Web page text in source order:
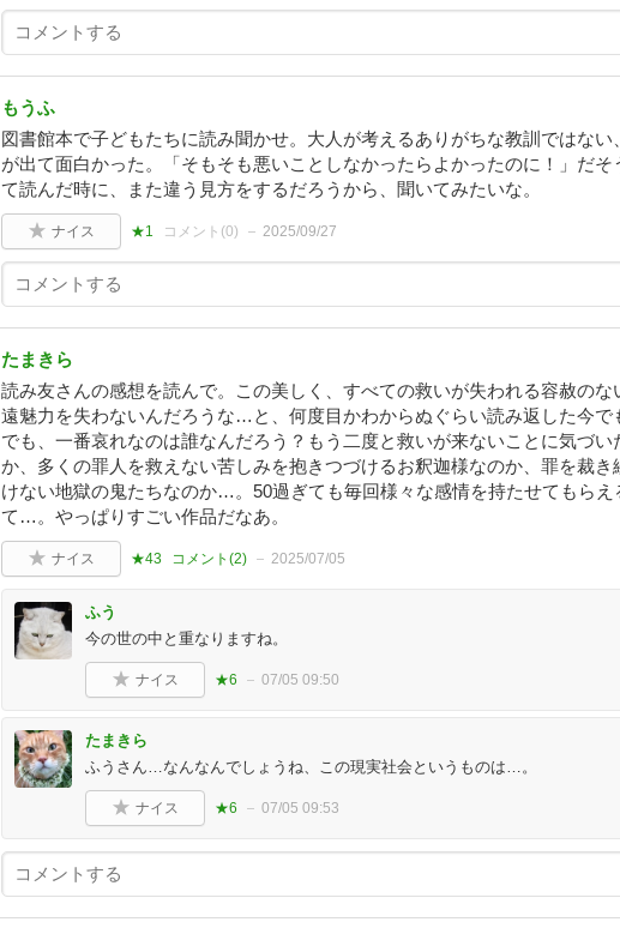
もうふ
図書館本で子どもたちに読み聞かせ。大人が考えるありがちな教訓ではない
が出て面白かった。「そもそも悪いことしなかったらよかったのに！」だそ
て読んだ時に、また違う見方をするだろうから、聞いてみたいな。
ナイス ★1 コメント(0) 2025/09/27
たまきら
読み友さんの感想を読んで。この美しく、すべての救いが失われる容赦のな
遠魅力を失わないんだろうな…と、何度目かわからぬぐらい読み返した今で
でも、一番哀れなのは誰なんだろう？もう二度と救いが来ないことに気づい
か、多くの罪人を救えない苦しみを抱きつづけるお釈迦様なのか、罪を裁き
けない地獄の鬼たちなのか…。50過ぎても毎回様々な感情を持たせてもらえ
て…。やっぱりすごい作品だなあ。
ナイス ★43 コメント(2) 2025/07/05
ふう
今の世の中と重なりますね。
ナイス ★6 07/05 09:50
たまきら
ふうさん…なんなんでしょうね、この現実社会というものは…。
ナイス ★6 07/05 09:53